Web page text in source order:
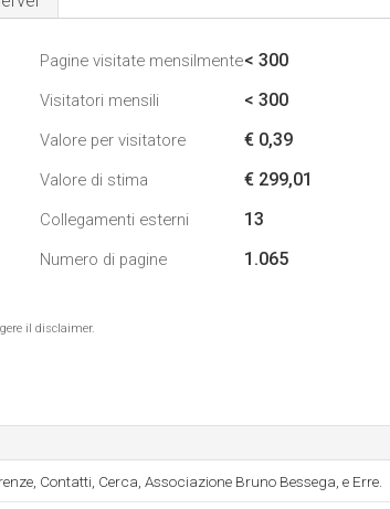
Pagine visitate mensilmente< 300
Visitatori mensili < 300
Valore per visitatore € 0,39
Valore di stima € 299,01
Collegamenti esterni 13
Numero di pagine 1.065
il disclaimer.
Contatti, Cerca, Associazione Bruno Bessega, e Erre.